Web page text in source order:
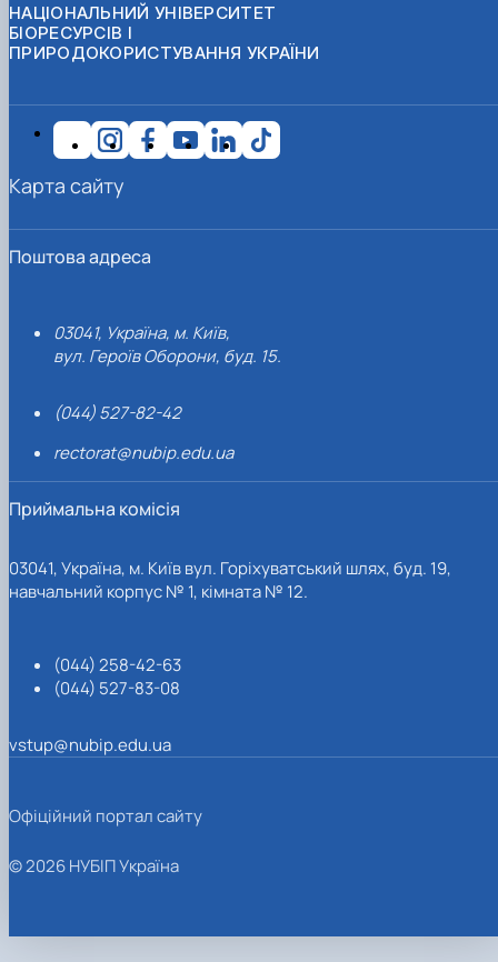
НАЦІОНАЛЬНИЙ УНІВЕРСИТЕТ
БІОРЕСУРСІВ І
ПРИРОДОКОРИСТУВАННЯ УКРАЇНИ
Поштова адреса
03041, Україна, м. Київ,
вул. Героїв Оборони, буд. 15.
(044) 527-82-42
rectorat@nubip.edu.ua
Приймальна комісія
03041, Україна, м. Київ вул. Горіхуватський шлях, буд. 19,
навчальний корпус № 1, кімната № 12.
(044) 258-42-63
(044) 527-83-08
vstup@nubip.edu.ua
Карта сайту
Офіційний портал сайту
© 2026 НУБІП Україна